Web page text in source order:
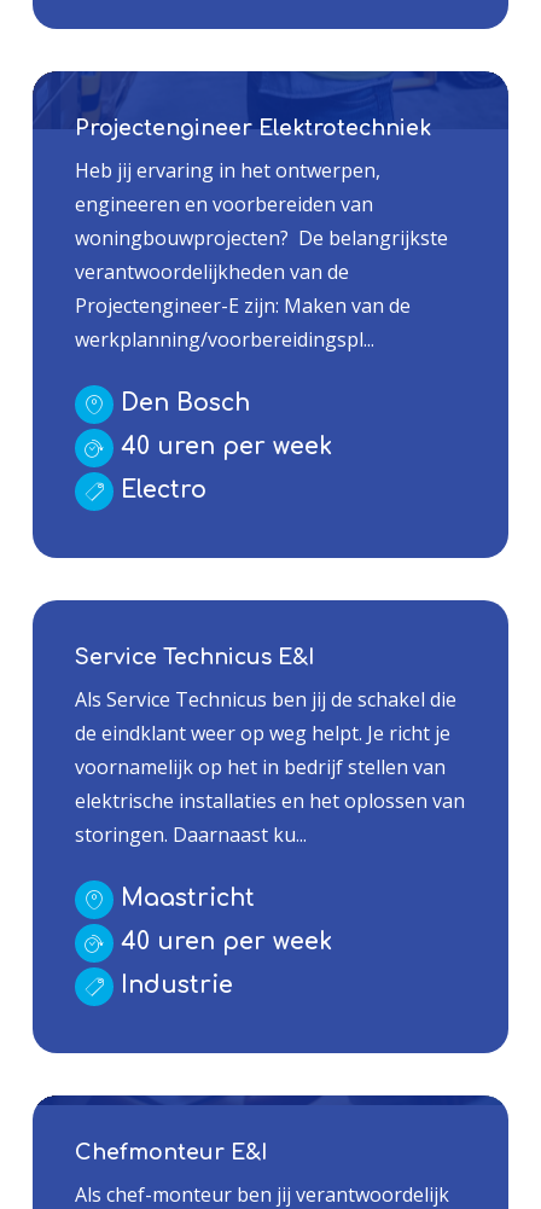
Projectengineer Elektrotechniek
Heb jij ervaring in het ontwerpen,
engineeren en voorbereiden van
woningbouwprojecten? De belangrijkste
verantwoordelijkheden van de
Projectengineer-E zijn: Maken van de
werkplanning/voorbereidingspl...
Den Bosch
40 uren per week
Electro
Service Technicus E&I
Als Service Technicus ben jij de schakel die
de eindklant weer op weg helpt. Je richt je
voornamelijk op het in bedrijf stellen van
elektrische installaties en het oplossen van
storingen. Daarnaast ku...
Maastricht
40 uren per week
Industrie
Chefmonteur E&I
Als chef-monteur ben jij verantwoordelijk